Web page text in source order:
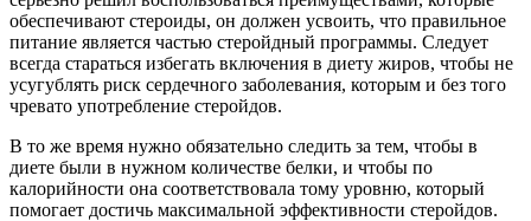
обеспечивают стероиды, он должен усвоить, что правильное
питание является частью стеройдный программы. Следует
всегда стараться избегать включения в диету жиров, чтобы не
усугублять риск сердечного заболевания, которым и без того
чревато употребление стеройдов.
В то же время нужно обязательно следить за тем, чтобы в
диете были в нужном количестве белки, и чтобы по
калорийности она соответствовала тому уровню, который
помогает достичь максимальной эффективности стеройдов.